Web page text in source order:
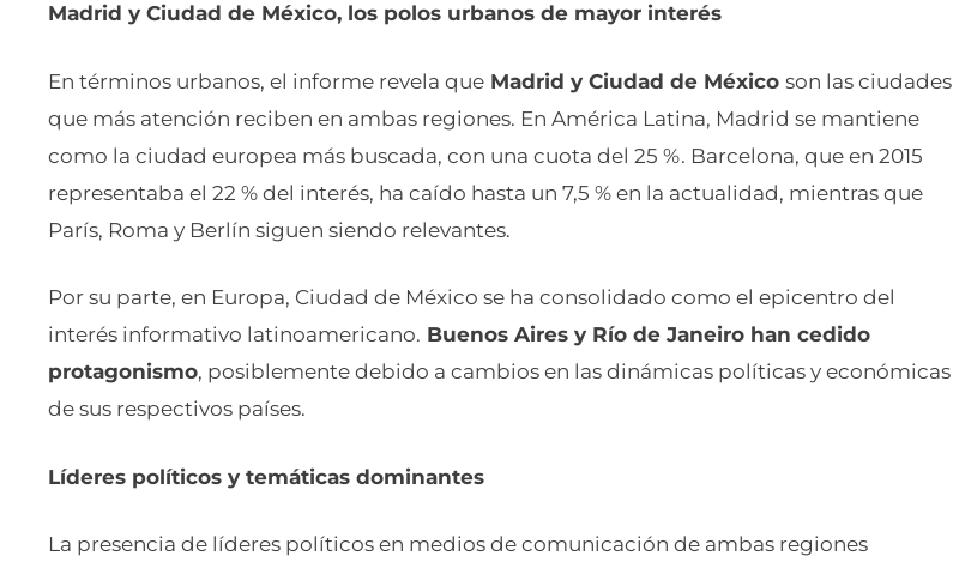
Madrid y Ciudad de México, los polos urbanos de mayor interés
En términos urbanos, el informe revela que Madrid y Ciudad de México son las ciudades
que más atención reciben en ambas regiones. En América Latina, Madrid se mantiene
como la ciudad europea más buscada, con una cuota del 25 %. Barcelona, que en 2015
representaba el 22 % del interés, ha caído hasta un 7,5 % en la actualidad, mientras que
París, Roma y Berlín siguen siendo relevantes.
Por su parte, en Europa, Ciudad de México se ha consolidado como el epicentro del
interés informativo latinoamericano. Buenos Aires y Río de Janeiro han cedido
protagonismo, posiblemente debido a cambios en las dinámicas políticas y económicas
de sus respectivos países.
Líderes políticos y temáticas dominantes
La presencia de líderes políticos en medios de comunicación de ambas regiones